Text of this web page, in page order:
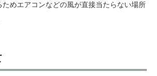
めエアコンなどの風が直接当たらない場所